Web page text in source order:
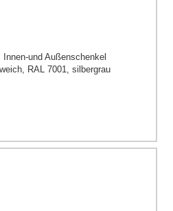
und Außenschenkel
RAL 7001, silbergrau